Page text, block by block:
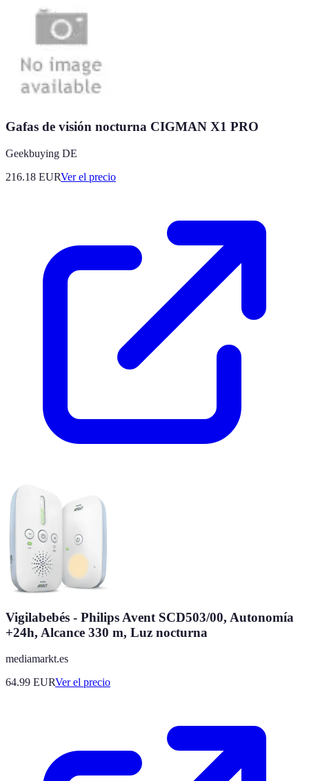
Gafas de visión nocturna CIGMAN X1 PRO
Geekbuying DE
216.18 EURVer el precio
Vigilabebés - Philips Avent SCD503/00, Autonomía
+24h, Alcance 330 m, Luz nocturna
mediamarkt.es
64.99 EURVer el precio